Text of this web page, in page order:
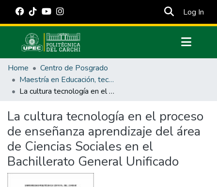
Log In
Communities & Collections
All of DSpace
Statistics
Estadísticas Externas
Manuales
Home
Centro de Posgrado
Maestría en Educación, tecnología e innovación.
La cultura tecnología en el proceso de enseñanza aprendizaje del área de Ciencias Sociales en el Bachillerato General Unificado
La cultura tecnología en el proceso
de enseñanza aprendizaje del área
de Ciencias Sociales en el
Bachillerato General Unificado